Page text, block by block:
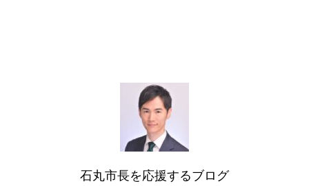
石丸市長を応援するブログ